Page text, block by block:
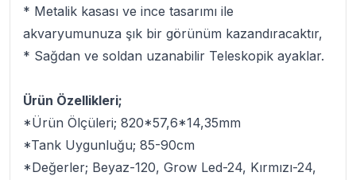
* Metalik kasası ve ince tasarımı ile
akvaryumunuza şık bir görünüm kazandıracaktır,
* Sağdan ve soldan uzanabilir Teleskopik ayaklar.
Ürün Özellikleri;
*Ürün Ölçüleri; 820*57,6*14,35mm
*Tank Uygunluğu; 85-90cm
*Değerler; Beyaz-120, Grow Led-24, Kırmızı-24,